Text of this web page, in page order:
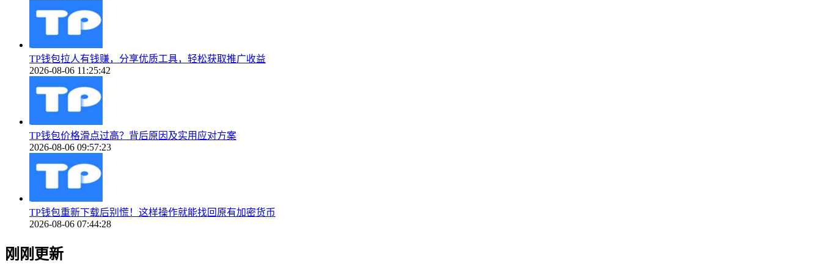
TP钱包拉人有钱赚，分享优质工具，轻松获取推广收益
2026-08-06 11:25:42
TP钱包价格滑点过高？背后原因及实用应对方案
2026-08-06 09:57:23
TP钱包重新下载后别慌！这样操作就能找回原有加密货币
2026-08-06 07:44:28
刚刚更新